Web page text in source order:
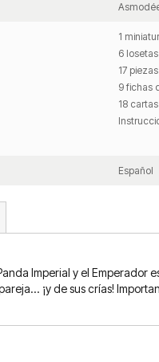
1
6 losetas
17
9 fichas
18
Español
Imperial y el Emperador
¡y de sus crías!